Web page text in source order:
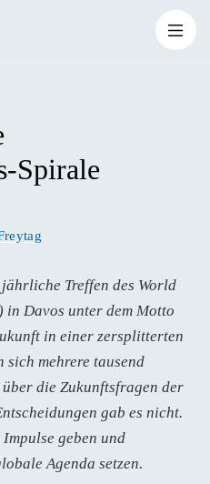
Spirale
in Davos unter dem Motto
in einer zersplitterten
sich mehrere tausend
die Zukunftsfragen der
gab es nicht.
geben und
Agenda setzen.